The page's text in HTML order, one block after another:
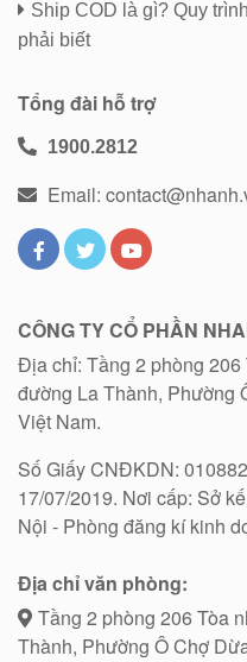
Ship COD là gì? Quy
phải biết
Tổng đài hỗ trợ
1900.2812
Email:
CÔNG TY CỔ PHẦN
Địa chỉ: Tầng 2 phòng 206
đường La Thành, Phường
Việt Nam.
Số Giấy CNĐKDN:
17/07/2019. Nơi cấp: Sở
Nội - Phòng đăng kí kinh
Địa chỉ văn phòng:
Tầng 2 phòng 206 Tòa
Thành, Phường Ô Chợ